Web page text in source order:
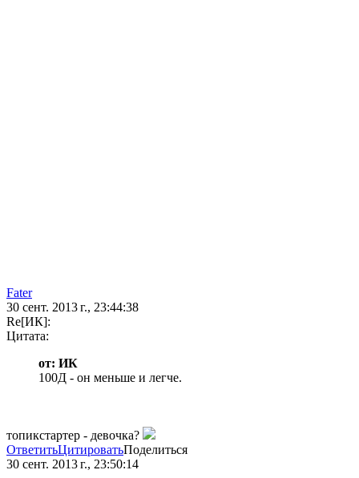
Fater
30 сент. 2013 г., 23:44:38
Re[ИК]:
Цитата:
от: ИК
100Д - он меньше и легче.
топикстартер - девочка?
ОтветитьЦитироватьПоделиться
30 сент. 2013 г., 23:50:14